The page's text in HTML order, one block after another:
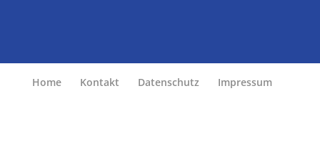
Home Kontakt Datenschutz Impressum